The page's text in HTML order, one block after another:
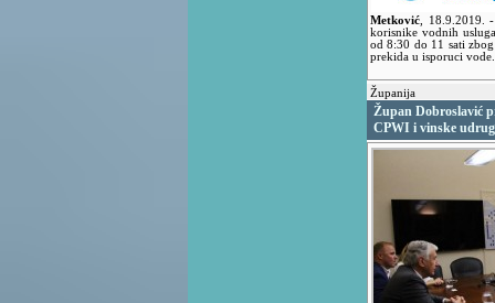
Metković 18.9.2019.
korisnike vodnih
od 8:30 do 11 sati
prekida u isporuci vode.
Županija
Župan Dobroslavić
CPWI i vinske